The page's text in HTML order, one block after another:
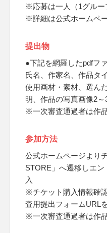
※応募は一人（1グルー
※詳細は公式ホームペ
提出物
●下記を網羅したpdfフ
氏名、作家名、作品タ
使用画材・素材、選ん
明、作品の写真画像2
※一次審査通過者は作
参加方法
公式ホームページより
STORE」へ遷移しエ
入
※チケット購入情報確
査用提出フォームURL
※一次審査通過者は作